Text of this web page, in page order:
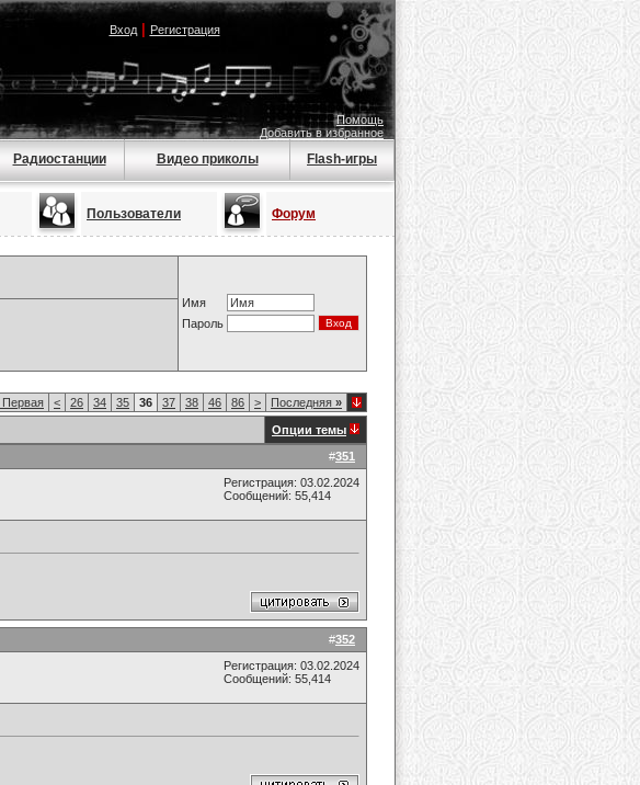
Вход| Регистрация
Помощь
Добавить в избранное
Радиостанции Видео приколы Flash-игры
Пользователи Форум
Имя
Пароль
Первая < 26 34 35 36 37 38 46 86 > Последняя »
Опции темы
#351
Регистрация: 03.02.2024
Сообщений: 55,414
#352
Регистрация: 03.02.2024
Сообщений: 55,414